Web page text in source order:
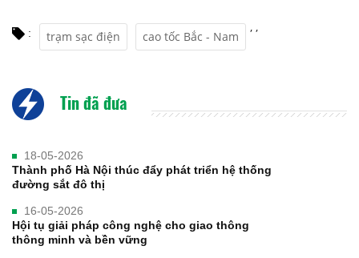
: trạm sạc điện
,
cao tốc Bắc - Nam
,
Tin đã đưa
18-05-2026
Thành phố Hà Nội thúc đẩy phát triển hệ thống
đường sắt đô thị
16-05-2026
Hội tụ giải pháp công nghệ cho giao thông
thông minh và bền vững